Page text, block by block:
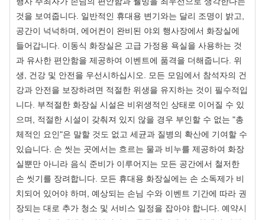
것을 보여줍니다. 일반적인 휴대용 변기와는 달리 조명이 밝고,
공간이 넉넉하며, 에어컨이 완비된 야외 행사장에서 화장실에
들어갑니다. 이동식 화장실은 고급 가정용 욕실을 사용하는 것
과 유사한 편안함을 제공하여 이벤트에 품격을 더해줍니다. 위
생, 건강 및 안전을 우선시하십시오. 모든 모임에서 참석자의 건
강과 안전을 보장하려면 적절한 위생을 유지하는 것이 필수적입
니다. 부적절한 화장실 시설은 비위생적인 상태로 이어질 수 있
으며, 적절한 시설이 갖춰져 있지 않을 경우 부인할 수 없는 "총
체적인 요인"은 말할 것도 없고 세균과 질병의 확산에 기여할 수
있습니다. 손 씻는 곳에서는 흐르는 물과 비누를 제공하여 화장
실뿐만 아니라 음식 준비가 이루어지는 모든 공간에서 철저한
손 씻기를 장려합니다. 모든 휴대용 화장실에는 손 소독제가 비
치되어 있어야 하며, 예상되는 손님 수와 이벤트 기간에 따라 권
장되는 대로 추가 청소 및 서비스 일정을 잡아야 합니다. 예약시